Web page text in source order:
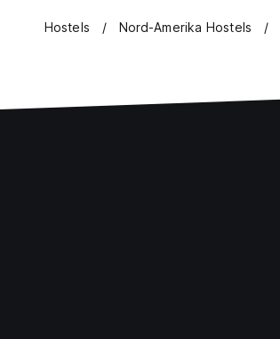
Hostels Nord-Amerika Hostels